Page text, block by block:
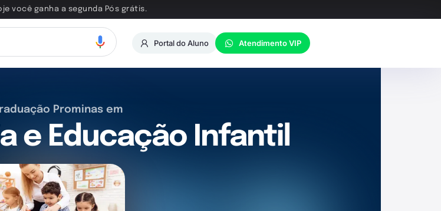
você ganha a segunda Pós grátis.
Portal do Aluno Atendimento VIP
Prominas em
e Educação Infantil